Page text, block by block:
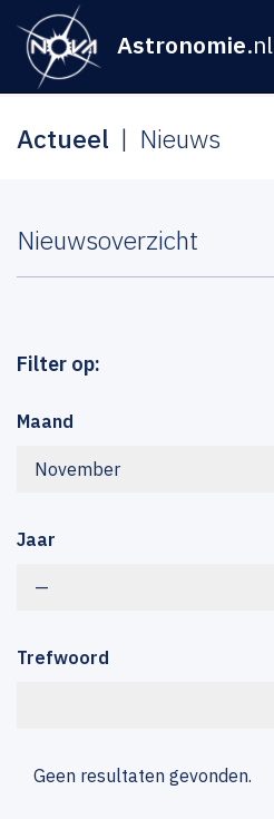
Astronomie.nl
Actueel Nieuws
Nieuwsoverzicht
Filter op:
Maand
November
Jaar
—
Trefwoord
Geen resultaten gevonden.